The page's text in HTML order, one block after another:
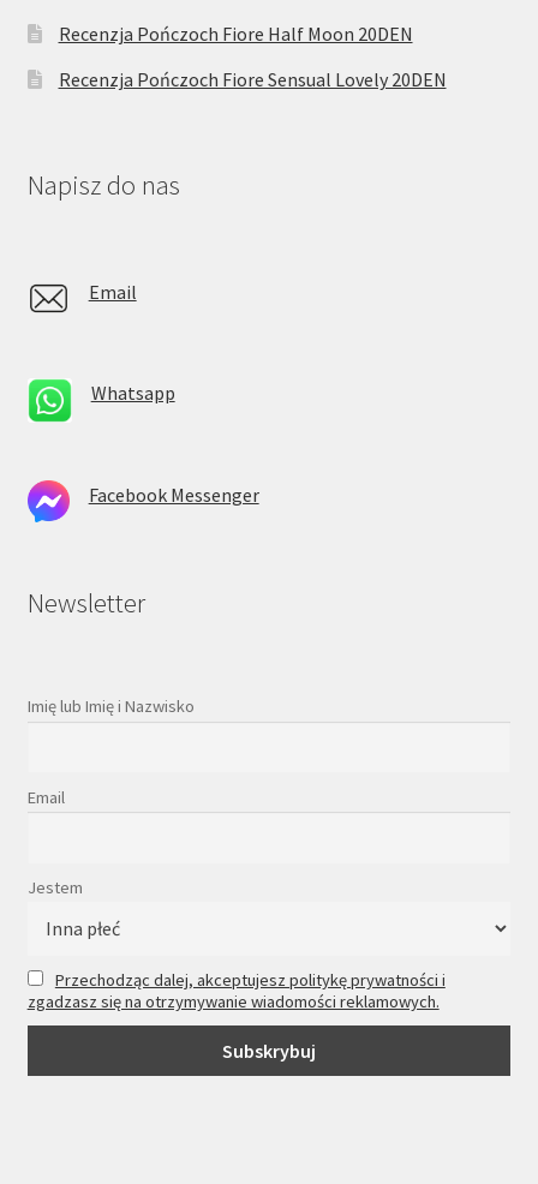
Recenzja Pończoch Fiore Half Moon 20DEN
Recenzja Pończoch Fiore Sensual Lovely 20DEN
Napisz do nas
Email
Whatsapp
Facebook Messenger
Newsletter
Imię lub Imię i Nazwisko
Email
Jestem
Przechodząc dalej, akceptujesz politykę prywatności i
zgadzasz się na otrzymywanie wiadomości reklamowych.